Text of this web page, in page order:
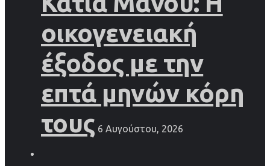
οικογενειακή
έξοδος με την
επτά μηνών κόρη
τους 6 Αυγούστου, 2026